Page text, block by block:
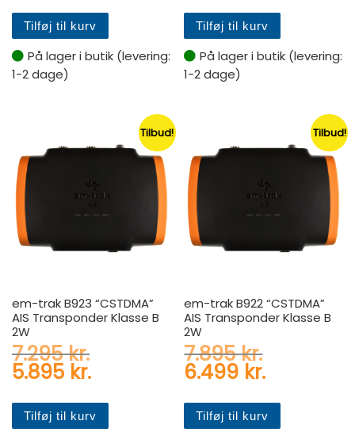
Tilføj til kurv
På lager i butik (levering:
1-2 dage)
Tilføj til kurv
På lager i butik (levering:
1-2 dage)
Tilbud!
em-trak B923 “CSTDMA”
AIS Transponder Klasse B
2W
7.295kr.Den oprindelige pris var:
5.895 kr.Den aktuelle pris er: 5.895
Tilføj til kurv
Tilbud!
em-trak B922 “CSTDMA”
AIS Transponder Klasse B
2W
7.895kr.Den
6.499 kr.Den
Tilføj til kurv